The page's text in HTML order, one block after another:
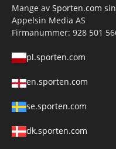
Mange av Sporten.com
Appelsin Media AS
Firmanummer: 928 501
pl.sporten.com
en.sporten.com
se.sporten.com
dk.sporten.com